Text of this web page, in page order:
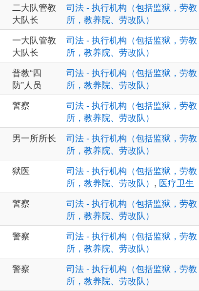
二大队管教
大队长
司法 - 执行机构（包括监狱，劳教
所，教养院、劳改队）
一大队管教
大队长
司法 - 执行机构（包括监狱，劳教
所，教养院、劳改队）
普教“四
防”人员
司法 - 执行机构（包括监狱，劳教
所，教养院、劳改队）
警察
司法 - 执行机构（包括监狱，劳教
所，教养院、劳改队）
男一所所长
司法 - 执行机构（包括监狱，劳教
所，教养院、劳改队）
狱医
司法 - 执行机构（包括监狱，劳教
所，教养院、劳改队） , 医疗卫生
警察
司法 - 执行机构（包括监狱，劳教
所，教养院、劳改队）
警察
司法 - 执行机构（包括监狱，劳教
所，教养院、劳改队）
警察
司法 - 执行机构（包括监狱，劳教
所，教养院、劳改队）